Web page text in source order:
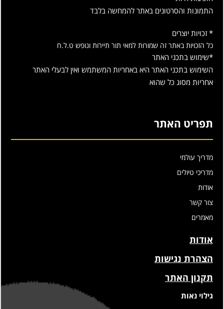
התמונות והסרטונים באתר להמחשה בלבד
* זכויות יוצרים
כל הזכויות באתר זה שמורות למאי תור תיירות ונופש ט.ל.ח
*שימוש בתכני האתר
השימוש בתכני האתר היא באחריות המשתמש ואין לבעלי האתר
אחריות מסוג כל שהוא
תפריט האתר
מדריך עולמי
מדריכי טיולים
אודות
צור קשר
מאמרים
אודות
הצהרת נגישות
תקנון האתר
גילוי נאות